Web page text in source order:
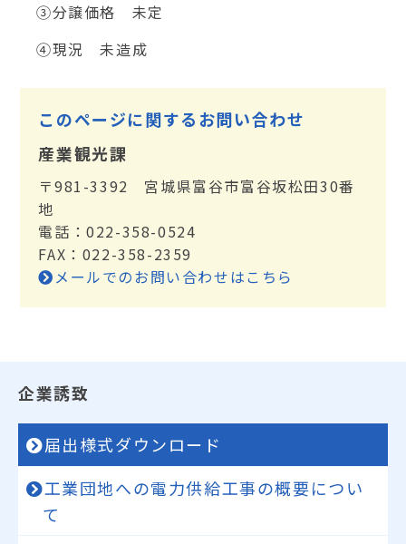
③分譲価格 未定
④現況 未造成
このページに関するお問い合わせ
産業観光課
〒981-3392 宮城県富谷市富谷坂松田30番
地
電話：022-358-0524
FAX：022-358-2359
メールでのお問い合わせはこちら
企業誘致
届出様式ダウンロード
工業団地への電力供給工事の概要につい
て